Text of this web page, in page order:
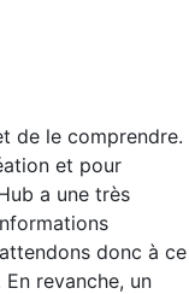
de le comprendre.
et pour
a une très
donc à ce
revanche, un